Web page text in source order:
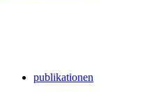
publikationen